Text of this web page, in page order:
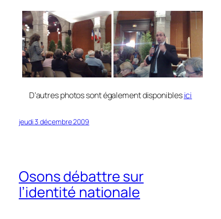
D’autres photos sont également disponiblesici
jeudi 3 décembre 2009
Osons débattre sur
l’identité nationale